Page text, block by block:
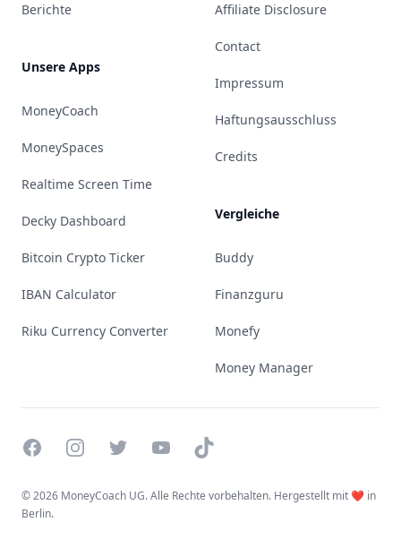
Berichte
Unsere Apps
MoneyCoach
MoneySpaces
Realtime Screen Time
Decky Dashboard
Bitcoin Crypto Ticker
IBAN Calculator
Riku Currency Converter
Affiliate Disclosure
Contact
Impressum
Haftungsausschluss
Credits
Vergleiche
Buddy
Finanzguru
Monefy
Money Manager
FacebookInstagramTwitterYouTubeTikTok
©2026 MoneyCoach UG. Alle Rechte vorbehalten. Hergestellt mit ❤️ in
Berlin.